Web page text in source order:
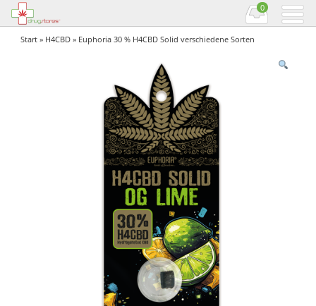
0
Start » H4CBD » Euphoria 30 % H4CBD Solid verschiedene Sorten